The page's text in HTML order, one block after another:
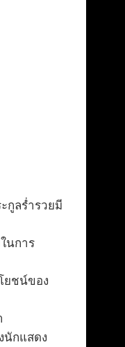
กูลร่ำรวยมี
นการ
ยชน์ของ
นักแสดง